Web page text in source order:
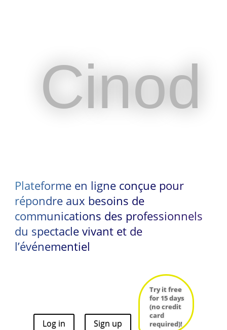
Cinod
Plateforme en ligne conçue pour
répondre aux besoins de
communications des professionnels
du spectacle vivant et de
l’événementiel
Log in Sign up
Try it free
for 15 days
(no credit
card
required)!
Cinod
communications des professionnels
du spectacle vivant et de
l’événementiel
(no credit
card
required)!